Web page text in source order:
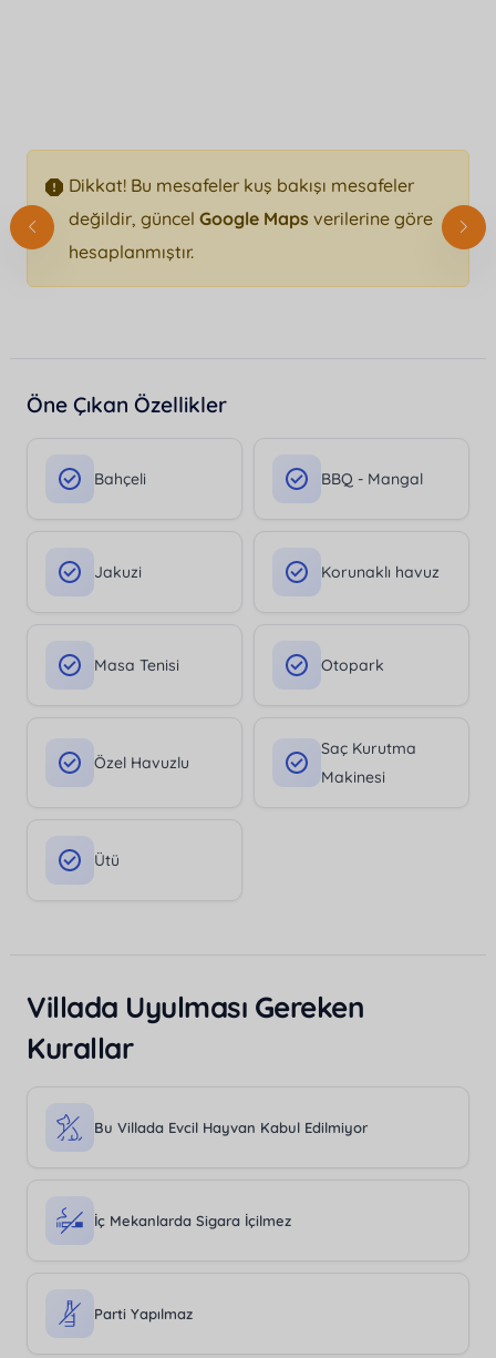
Dikkat! Bu mesafeler kuş bakışı mesafeler
değildir, güncel Google Maps verilerine göre
hesaplanmıştır.
Öne Çıkan Özellikler
Bahçeli BBQ - Mangal
Jakuzi Korunaklı havuz
Masa Tenisi Otopark
Özel Havuzlu
Saç Kurutma
Makinesi
Ütü
Villada Uyulması Gereken
Kurallar
Bu Villada Evcil Hayvan Kabul Edilmiyor
İç Mekanlarda Sigara İçilmez
Parti Yapılmaz